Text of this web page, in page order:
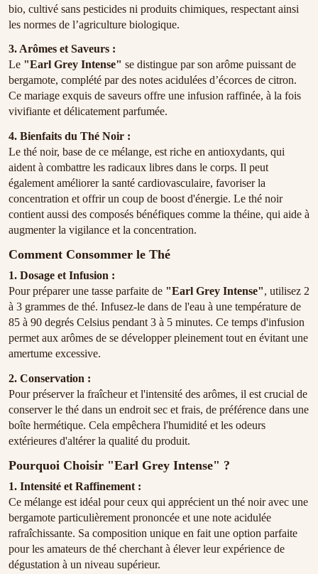
bio, cultivé sans pesticides ni produits chimiques, respectant ainsi
les normes de l’agriculture biologique.
3. Arômes et Saveurs :
Le "Earl Grey Intense" se distingue par son arôme puissant de
bergamote, complété par des notes acidulées d’écorces de citron.
Ce mariage exquis de saveurs offre une infusion raffinée, à la fois
vivifiante et délicatement parfumée.
4. Bienfaits du Thé Noir :
Le thé noir, base de ce mélange, est riche en antioxydants, qui
aident à combattre les radicaux libres dans le corps. Il peut
également améliorer la santé cardiovasculaire, favoriser la
concentration et offrir un coup de boost d'énergie. Le thé noir
contient aussi des composés bénéfiques comme la théine, qui aide à
augmenter la vigilance et la concentration.
Comment Consommer le Thé
1. Dosage et Infusion :
Pour préparer une tasse parfaite de "Earl Grey Intense", utilisez 2
à 3 grammes de thé. Infusez-le dans de l'eau à une température de
85 à 90 degrés Celsius pendant 3 à 5 minutes. Ce temps d'infusion
permet aux arômes de se développer pleinement tout en évitant une
amertume excessive.
2. Conservation :
Pour préserver la fraîcheur et l'intensité des arômes, il est crucial de
conserver le thé dans un endroit sec et frais, de préférence dans une
boîte hermétique. Cela empêchera l'humidité et les odeurs
extérieures d'altérer la qualité du produit.
Pourquoi Choisir "Earl Grey Intense" ?
1. Intensité et Raffinement :
Ce mélange est idéal pour ceux qui apprécient un thé noir avec une
bergamote particulièrement prononcée et une note acidulée
rafraîchissante. Sa composition unique en fait une option parfaite
pour les amateurs de thé cherchant à élever leur expérience de
dégustation à un niveau supérieur.